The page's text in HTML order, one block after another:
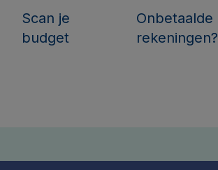
Scan je
budget
Onbetaalde
rekeningen?